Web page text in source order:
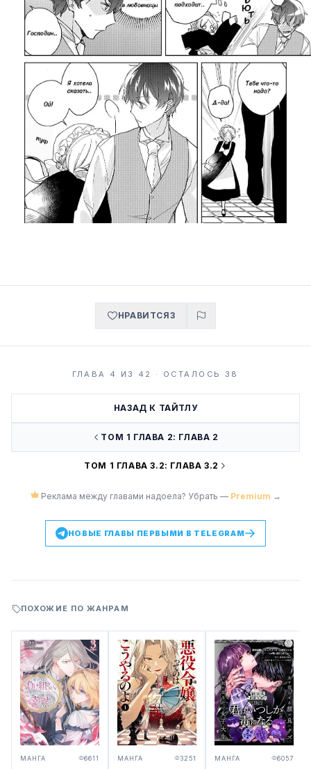
НРАВИТСЯ3
ГЛАВА 4 ИЗ 42 · ОСТАЛОСЬ 38
НАЗАД К ТАЙТЛУ
ТОМ 1 ГЛАВА 2: ГЛАВА 2
ТОМ 1 ГЛАВА 3.2: ГЛАВА 3.2
Реклама между главами надоела? Убрать — Premium →
НОВЫЕ ГЛАВЫ ПЕРВЫМИ В TELEGRAM
ПОХОЖИЕ ПО ЖАНРАМ
МАНГА 6611 МАНГА 3251 МАНГА 6057